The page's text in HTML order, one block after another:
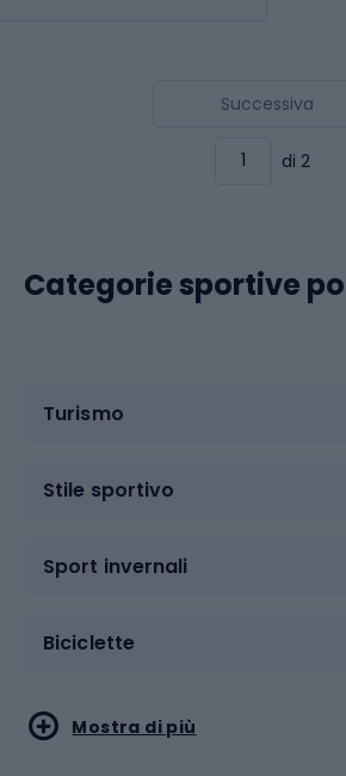
Successiva
di 2
Categorie sportive
Turismo
Stile sportivo
Sport invernali
Biciclette
Sport acquatici
Sport di arti marziali
Mostra di più